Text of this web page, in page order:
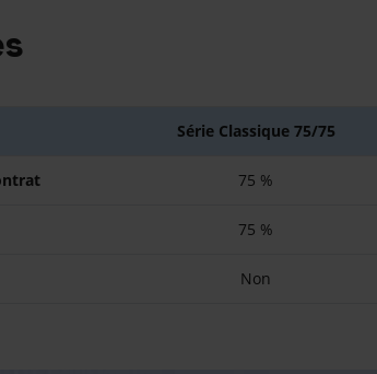
Série Classique 75/75
75 %
75 %
Non